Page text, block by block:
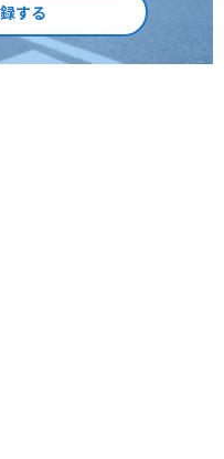
する